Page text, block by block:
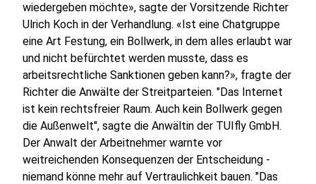
wiedergeben möchte», sagte der Vorsitzende Richter
Ulrich Koch in der Verhandlung. «Ist eine Chatgruppe
eine Art Festung, ein Bollwerk, in dem alles erlaubt war
und nicht befürchtet werden musste, dass es
arbeitsrechtliche Sanktionen geben kann?», fragte der
Richter die Anwälte der Streitparteien. "Das Internet
ist kein rechtsfreier Raum. Auch kein Bollwerk gegen
die Außenwelt", sagte die Anwältin der TUIfly GmbH.
Der Anwalt der Arbeitnehmer warnte vor
weitreichenden Konsequenzen der Entscheidung -
niemand könne mehr auf Vertraulichkeit bauen. "Das